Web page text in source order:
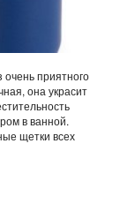
приятного
она украсит
в ванной.
щетки всех